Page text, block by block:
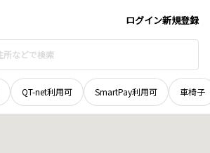
ログイン新規登録
QT-net利用可 SmartPay利用可 車椅子